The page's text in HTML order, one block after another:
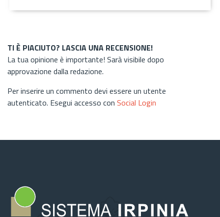
TI È PIACIUTO? LASCIA UNA RECENSIONE!
La tua opinione è importante! Sarà visibile dopo
approvazione dalla redazione.
Per inserire un commento devi essere un utente
autenticato. Esegui accesso con Social Login